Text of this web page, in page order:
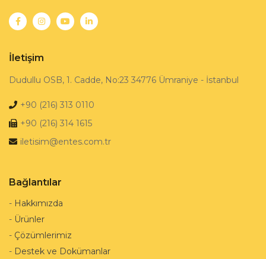
İletişim
Dudullu OSB, 1. Cadde, No:23 34776 Ümraniye - İstanbul
+90 (216) 313 0110
+90 (216) 314 1615
iletisim@entes.com.tr
Bağlantılar
- Hakkımızda
- Ürünler
- Çözümlerimiz
- Destek ve Dokümanlar